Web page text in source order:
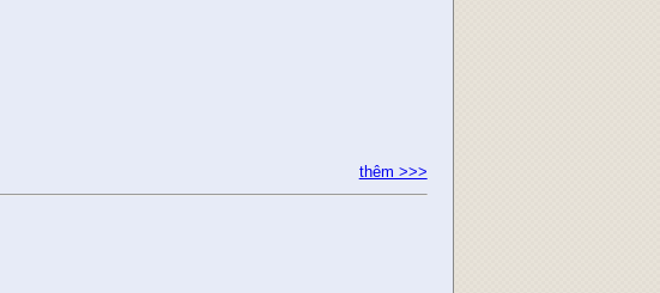
thêm >>>